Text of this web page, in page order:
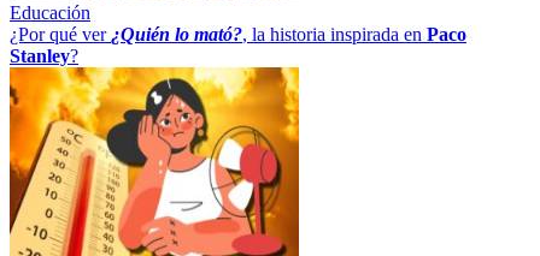
Educación
¿Por qué ver ¿Quién lo mató?, la historia inspirada en Paco
Stanley?